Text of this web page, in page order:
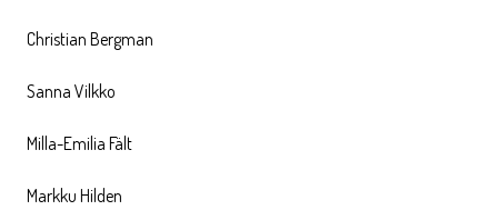
Christian Bergman
Sanna Vilkko
Milla-Emilia Fält
Markku Hilden